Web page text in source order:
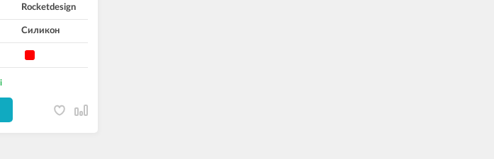
Rocketdesign
Силикон